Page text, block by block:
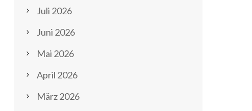
Juli 2026
Juni 2026
Mai 2026
April 2026
März 2026